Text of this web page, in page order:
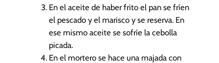
En el aceite de haber frito el pan se fríen
el pescado y el marisco y se reserva. En
ese mismo aceite se sofríe la cebolla
picada.
En el mortero se hace una majada con